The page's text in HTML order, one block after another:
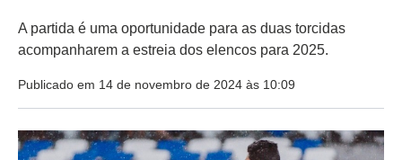
A partida é uma oportunidade para as duas torcidas
acompanharem a estreia dos elencos para 2025.
Publicado em 14 de novembro de 2024 às 10:09